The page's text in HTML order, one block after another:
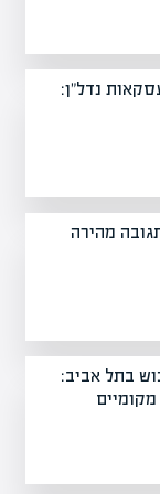
נדל"ן:
מהירה
בתל אביב: